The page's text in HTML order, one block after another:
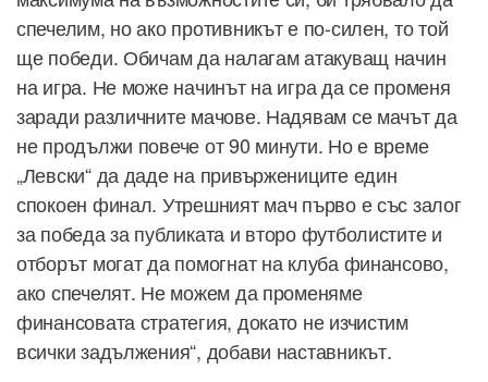
спечелим, но ако противникът е по-силен, то той
ще победи. Обичам да налагам атакуващ начин
на игра. Не може начинът на игра да се променя
заради различните мачове. Надявам се мачът да
не продължи повече от 90 минути. Но е време
„Левски“ да даде на привържениците един
спокоен финал. Утрешният мач първо е със залог
за победа за публиката и второ футболистите и
отборът могат да помогнат на клуба финансово,
ако спечелят. Не можем да променяме
финансовата стратегия, докато не изчистим
всички задължения“, добави наставникът.